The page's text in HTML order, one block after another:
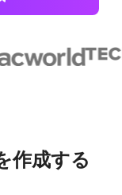
作成する